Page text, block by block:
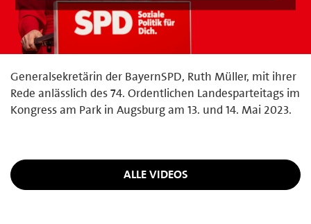
Generalsekretärin der BayernSPD, Ruth Müller, mit ihrer
Rede anlässlich des 74. Ordentlichen Landesparteitags im
Kongress am Park in Augsburg am 13. und 14. Mai 2023.
ALLE VIDEOS